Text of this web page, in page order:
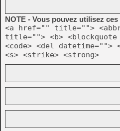
NOTE - Vous pouvez utilisez
<a href="" title="">
title=""> <b>
<code> <del datetime="">
<s> <strike> <strong>